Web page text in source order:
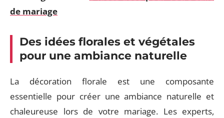
de mariage
Des idées florales et végétales
pour une ambiance naturelle
La décoration florale est une composante
essentielle pour créer une ambiance naturelle et
chaleureuse lors de votre mariage. Les experts,